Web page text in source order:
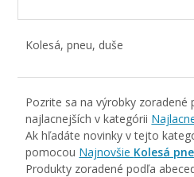
Kolesá, pneu, duše
Pozrite sa na výrobky zoradené
najlacnejších v kategórii
Ak hľadáte novinky v tejto
pomocou Najnovšie Kolesá
Produkty zoradené podľa